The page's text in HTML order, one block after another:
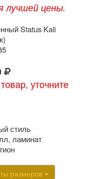
лучшей цены.
Status Kali
уточните
стиль
ламинат
размеров